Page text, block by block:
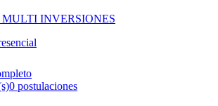
INVERSIONES
0 postulaciones